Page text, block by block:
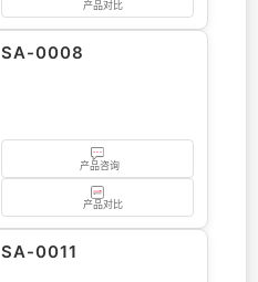
产品对比
SA-0008
产品咨询
产品对比
SA-0011